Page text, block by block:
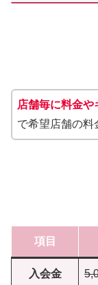
店舗毎に料金
で希望店舗の料
項目
入会金